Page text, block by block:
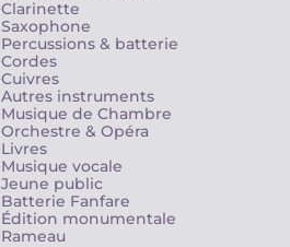
Clarinette
Saxophone
Percussions & batterie
Cordes
Cuivres
Autres instruments
Musique de Chambre
Orchestre & Opéra
Livres
Musique vocale
Jeune public
Batterie Fanfare
Édition monumentale
Rameau